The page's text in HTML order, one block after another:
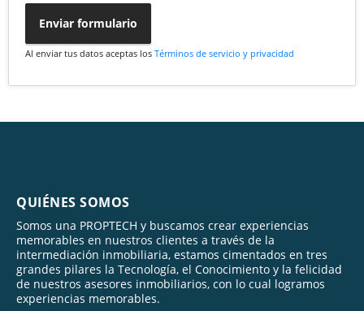
Enviar formulario
Al enviar tus datos aceptas los Términos de servicio y privacidad
QUIÉNES SOMOS
Somos una PROPTECH y buscamos crear experiencias
memorables en nuestros clientes a través de la
intermediación inmobiliaria, estamos cimentados en tres
grandes pilares la Tecnología, el Conocimiento y la felicidad
de nuestros asesores inmobiliarios, con lo cual logramos
experiencias memorables.